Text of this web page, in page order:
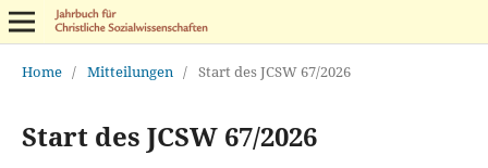
Home / Mitteilungen / Start des JCSW 67/2026
Start des JCSW 67/2026